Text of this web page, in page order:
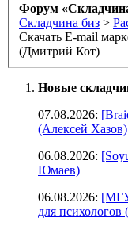
Форум
Складчина биз >
Скачать E-mail
(Дмитрий Кот)
Новые
07.08.2026:
(Алексей Хазов)
06.08.2026:
Юмаев)
06.08.2026:
для